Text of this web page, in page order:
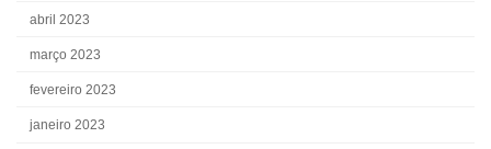
abril 2023
março 2023
fevereiro 2023
janeiro 2023